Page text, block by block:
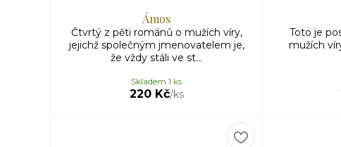
Ámos
Čtvrtý z pěti románů o mužích víry,
jejichž společným jmenovatelem je,
že vždy stáli ve st...
220 Kč/ks
Skladem 1 ks
Toto je
mužích